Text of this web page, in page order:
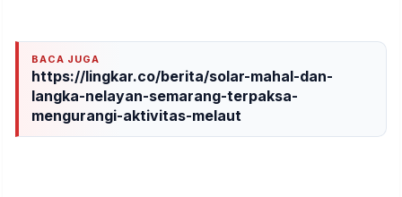
BACA JUGA
https://lingkar.co/berita/solar-mahal-dan-
langka-nelayan-semarang-terpaksa-
mengurangi-aktivitas-melaut